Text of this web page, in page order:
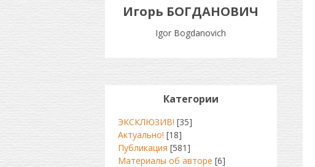
Игорь БОГДАНОВИЧ
Igor Bogdanovich
Категории
ЭКСКЛЮЗИВ! [35]
Актуально! [18]
Публикация [581]
Материалы об авторе [6]